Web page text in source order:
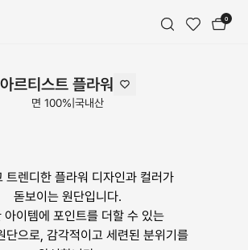
0
아르티스트 플라워
면 100% 국내산
트렌디한 플라워 디자인과 컬러가
돋보이는 원단입니다.
아이템에 포인트를 더할 수 있는
단으로, 감각적이고 세련된 분위기를